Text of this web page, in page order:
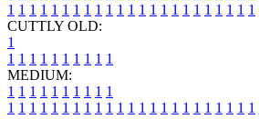
1 1 1 1 1 1 1 1 1 1 1 1 1 1 1 1 1 1 1 1 1 1 1
CUTTLY OLD:
1
1 1 1 1 1 1 1 1 1 1
MEDIUM:
1 1 1 1 1 1 1 1 1 1
1 1 1 1 1 1 1 1 1 1 1 1 1 1 1 1 1 1 1 1 1 1 1